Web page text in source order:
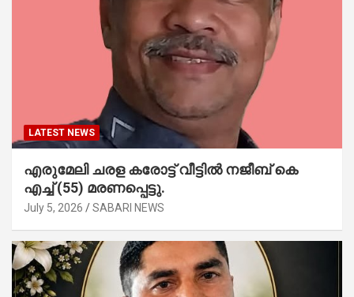
LATEST NEWS
എരുമേലി ചരള കരോട്ട് വീട്ടിൽ നജീബ് കെ
എച്ച് (55) മരണപ്പെട്ടു.
July 5, 2026 SABARI NEWS